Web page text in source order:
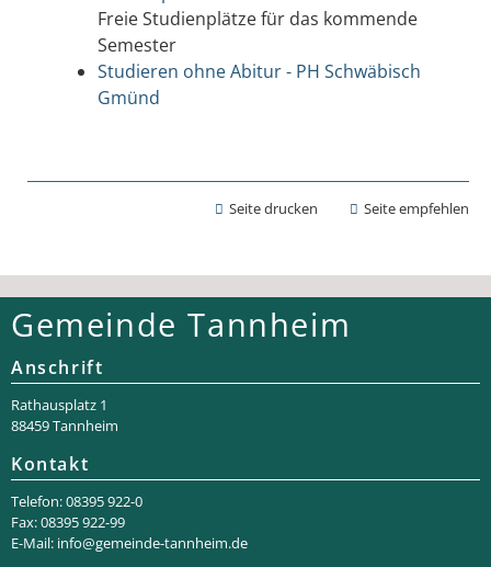
Freie Studienplätze für das kommende
Semester
Studieren ohne Abitur - PH Schwäbisch
Gmünd
Seite drucken Seite empfehlen
Gemeinde Tannheim
Anschrift
Rathaus­platz 1
88459 Tannheim
Kontakt
Telefon: 08395 922-0
Fax: 08395 922-99
E-Mail: info@gemeinde-tannheim.de